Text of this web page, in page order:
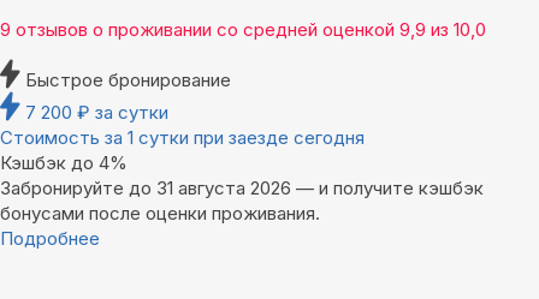
9 отзывов о проживании со средней оценкой 9,9 из 10,0
Быстрое бронирование
7 200 ₽ за сутки
Стоимость за 1 сутки при заезде сегодня
Кэшбэк до 4%
Забронируйте до 31 августа 2026 — и получите кэшбэк
бонусами после оценки проживания.
Подробнее